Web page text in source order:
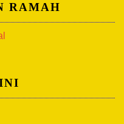
RAMAH